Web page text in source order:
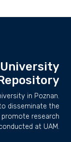
in Poznan.
disseminate the
research
at UAM.